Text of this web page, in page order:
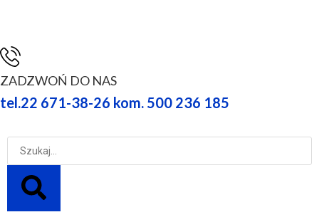
ZADZWOŃ DO NAS
tel.22 671-38-26 kom. 500 236 185